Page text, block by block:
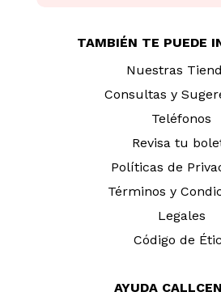
TAMBIÉN TE PUEDE
Nuestras
Consultas y
Teléfonos
Revisa tu
Políticas de
Términos y
Legales
Código de
AYUDA